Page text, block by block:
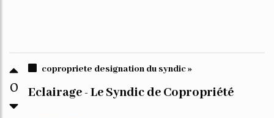
0
copropriete designation du syndic »
Eclairage - Le Syndic de Copropriété